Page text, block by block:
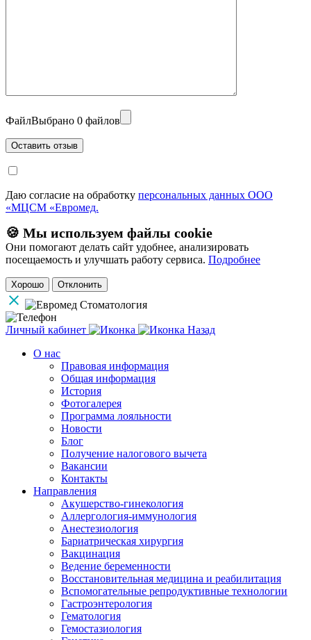
ФайлВыбрано 0 файлов
Даю согласие на обработку персональных данных ООО
«МЦСМ «Евромед.
🍪 Мы используем файлы cookie
Они помогают делать сайт удобнее, анализировать
посещаемость и улучшать работу сервиса. Подробнее
Хорошо Отклонить
Личный кабинет
Назад
О нас
Правовая информация
Общая информация
История
Фотогалерея
Программа лояльности
Новости
Блог
Получение налогового вычета
Вакансии
Контакты
Направления
Акушерство-гинекология
Аллергология-иммунология
Анестезиология
Бариатрическая хирургия
Вакцинация
Ведение беременности
Восстановительная медицина и реабилитация
Вспомогательные репродуктивные технологии
Гастроэнтерология
Гематология
Гемостазиология